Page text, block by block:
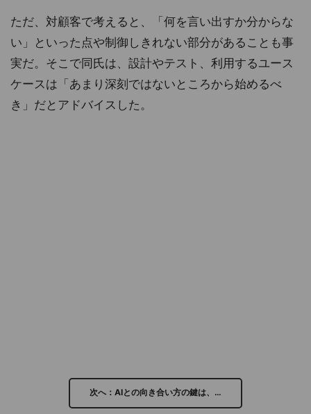
ただ、対顧客で考えると、「何を言い出すか分からな
い」といった点や制御しきれない部分があることも事
実だ。そこで同氏は、設計やテスト、利用するユース
ケースは「あまり深刻ではないところから始めるべ
き」だとアドバイスした。
次へ：AIとの向き合い方の鍵は、…